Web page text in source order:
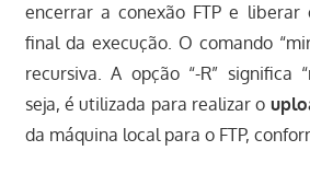
encerrar a conexão FTP e
final da execução. O comando
recursiva. A opção “-R” significa
seja, é utilizada para realizar o
da máquina local para o FTP,